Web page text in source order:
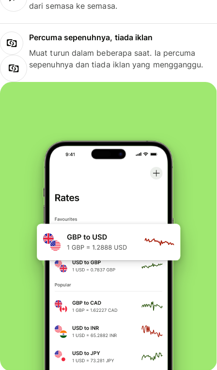
dari semasa ke semasa.
Percuma sepenuhnya, tiada iklan
Muat turun dalam beberapa saat. Ia percuma
sepenuhnya dan tiada iklan yang mengganggu.